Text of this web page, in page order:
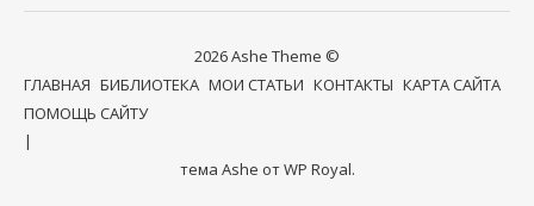
2026 Ashe Theme ©
ГЛАВНАЯ БИБЛИОТЕКА МОИ СТАТЬИ КОНТАКТЫ КАРТА САЙТА
ПОМОЩЬ САЙТУ
тема Ashe отWP Royal.